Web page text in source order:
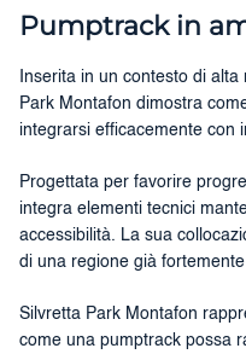
Pumptrack in
Inserita in un contesto di
Park Montafon dimostra
integrarsi efficacemente con
Progettata per favorire
integra elementi tecnici
accessibilità. La sua
di una regione già
Silvretta Park Montafon
come una pumptrack possa